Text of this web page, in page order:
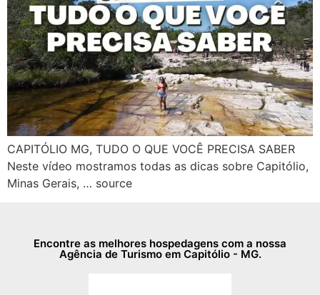
CAPITÓLIO MG, TUDO O QUE VOCÊ PRECISA SABER
Neste vídeo mostramos todas as dicas sobre Capitólio,
Minas Gerais, … source
Encontre as melhores hospedagens com a nossa
Agência de Turismo em Capitólio - MG.